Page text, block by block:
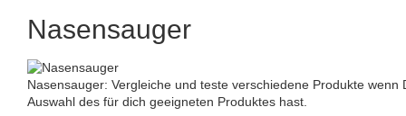
Nasensauger
Nasensauger: Vergleiche und teste verschiedene Produkte wenn
Auswahl des für dich geeigneten Produktes hast.